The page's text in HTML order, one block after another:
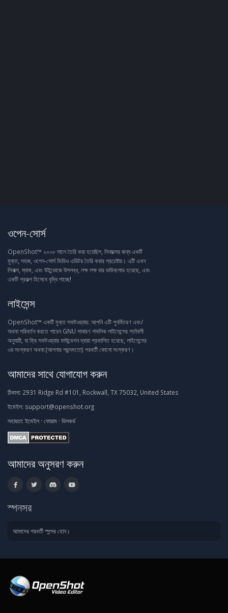
ওপেন-সোর্স
OpenShot™ ২০০৮ সালে তৈরি করা হয়েছিল, লিনাক্সের জন্য একটি
মুক্ত, সহজ, ওপেন-সোর্স ভিডিও এডিটর তৈরি করার প্রচেষ্টায়। এটি এখন
লিনাক্স, ম্যাক, এবং উইন্ডোজে উপলব্ধ, লক্ষ লক্ষ বার ডাউনলোড হয়েছে, এবং
একটি প্রকল্প হিসেবে বৃদ্ধি পাচ্ছে!
লাইসেন্স
OpenShot™ একটি মুক্ত সফটওয়্যার: আপনি এটি পুনর্বিতরণ এবং/
অথবা পরিবর্তন করতে পারেন GNU সাধারণ পাবলিক লাইসেন্সের শর্তাবলী
অনুযায়ী, যা ফ্রি সফটওয়্যার ফাউন্ডেশন দ্বারা প্রকাশিত হয়েছে, লাইসেন্সের
৩য় সংস্করণ অথবা (আপনার পছন্দমতো) পরবর্তী কোনো সংস্করণ।
আমাদের সাথে যোগাযোগ করুন
ঠিকানা: 2931 Ridge Rd #101, Rockwall, TX 75032, United States
ইমেইল: support@openshot.org
সহায়তা: ইমেইল · ফোরাম · ডিসকর্ড
আমাদের অনুসরণ করুন
স্পনসর
আমাদের পরবর্তী স্পন্সর হোন।